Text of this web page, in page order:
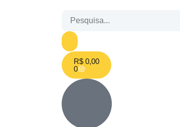
R$ 0,00
0